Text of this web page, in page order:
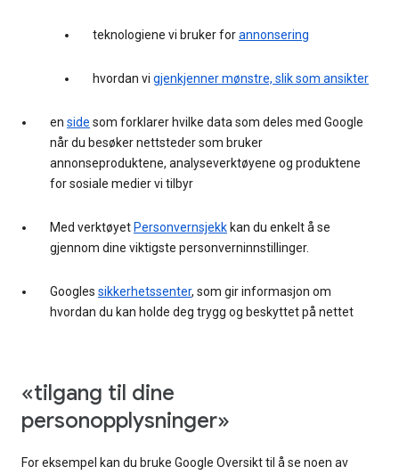
teknologiene vi bruker forannonsering
hvordan vi gjenkjenner mønstre, slik som ansikter
en side som forklarer hvilke data som deles med Google
når du besøker nettsteder som bruker
annonseproduktene, analyseverktøyene og produktene
for sosiale medier vi tilbyr
Med verktøyet Personvernsjekk kan du enkelt å se
gjennom dine viktigste personverninnstillinger.
Googles sikkerhetssenter, som gir informasjon om
hvordan du kan holde deg trygg og beskyttet på nettet
«tilgang til dine
personopplysninger»
For eksempel kan du bruke Google Oversikt til å se noen av